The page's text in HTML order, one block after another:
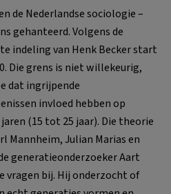
de Nederlandse sociologie –
gehanteerd. Volgens de
indeling van Henk Becker start
Die grens is niet willekeurig,
dat ingrijpende
invloed hebben op
(15 tot 25 jaar). Die theorie
Mannheim, Julian Marias en
generatieonderzoeker Aart
vragen bij. Hij onderzocht of